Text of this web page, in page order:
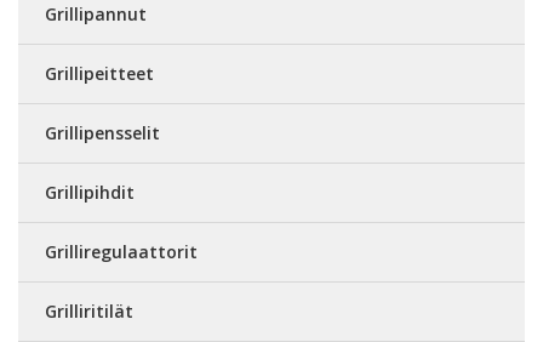
Grillipannut
Grillipeitteet
Grillipensselit
Grillipihdit
Grilliregulaattorit
Grilliritilät